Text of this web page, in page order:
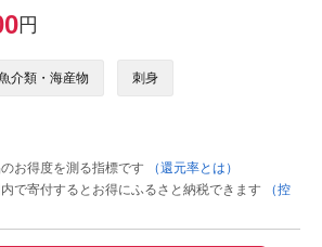
円
介類・海産物 刺身
お得度を測る指標です
（還元率とは）
で寄付するとお得にふるさと納税できます
（控